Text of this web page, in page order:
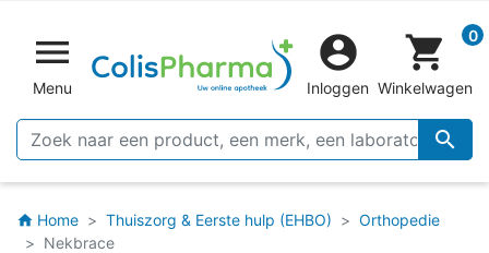

Menu


Inloggen
shopping_cart 0
Winkelwagen
home Home Thuiszorg & Eerste hulp (EHBO)
Orthopedie
Nekbrace